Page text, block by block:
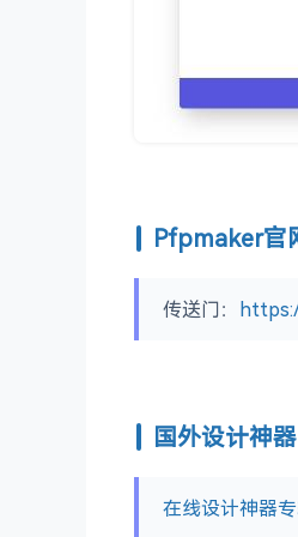
Pfpmaker官
传送门：
国外设计神器
在线设计神器